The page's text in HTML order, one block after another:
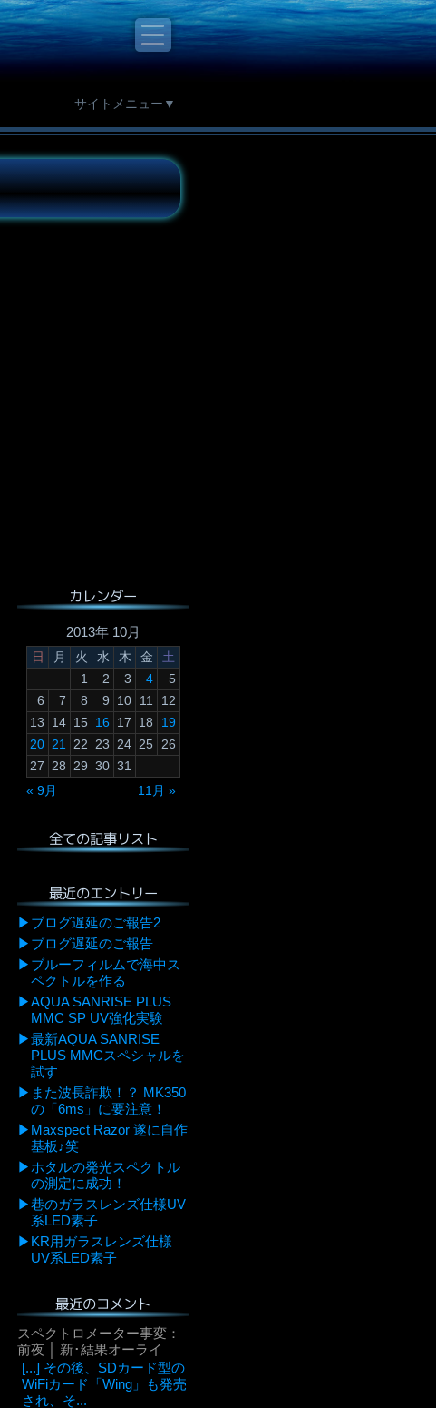
サイトメニュー▼
カレンダー
2013年 10月
日 月 火 水 木 金 土
« 9月 11月 »
1 2 3 4
5
6
7 8 9 10 11
12
13
14 15 16 17 18
19
20 21 22 23 24 25
26
27
28 29 30 31
全ての記事リスト
最近のエントリー
ブログ遅延のご報告2
ブログ遅延のご報告
ブルーフィルムで海中ス
ペクトルを作る
AQUA SANRISE PLUS
MMC SP UV強化実験
最新AQUA SANRISE
PLUS MMCスペシャルを
試す
また波長詐欺！？ MK350
の「6ms」に要注意！
Maxspect Razor 遂に自作
基板♪笑
ホタルの発光スペクトル
の測定に成功！
巷のガラスレンズ仕様UV
系LED素子
KR用ガラスレンズ仕様
UV系LED素子
最近のコメント
スペクトロメーター事変：
前夜 │ 新･結果オーライ
[...] その後、SDカード型の
WiFiカード「Wing」も発売
され、そ...